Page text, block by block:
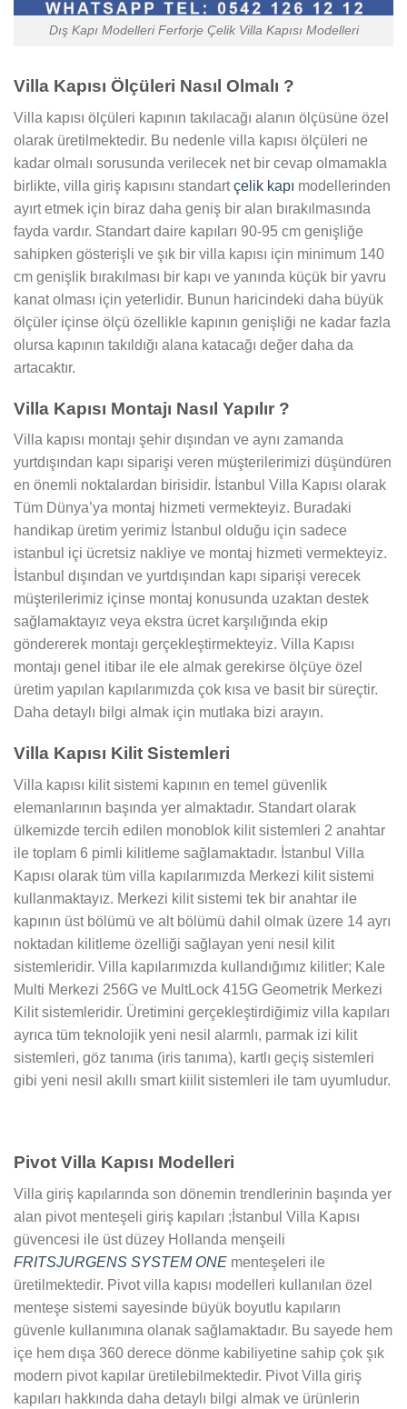
Dış Kapı Modelleri Ferforje Çelik Villa Kapısı Modelleri
Villa Kapısı Ölçüleri Nasıl Olmalı ?
Villa kapısı ölçüleri kapının takılacağı alanın ölçüsüne özel
olarak üretilmektedir. Bu nedenle villa kapısı ölçüleri ne
kadar olmalı sorusunda verilecek net bir cevap olmamakla
birlikte, villa giriş kapısını standartçelik kapı modellerinden
ayırt etmek için biraz daha geniş bir alan bırakılmasında
fayda vardır. Standart daire kapıları 90-95 cm genişliğe
sahipken gösterişli ve şık bir villa kapısı için minimum 140
cm genişlik bırakılması bir kapı ve yanında küçük bir yavru
kanat olması için yeterlidir. Bunun haricindeki daha büyük
ölçüler içinse ölçü özellikle kapının genişliği ne kadar fazla
olursa kapının takıldığı alana katacağı değer daha da
artacaktır.
Villa Kapısı Montajı Nasıl Yapılır ?
Villa kapısı montajı şehir dışından ve aynı zamanda
yurtdışından kapı siparişi veren müşterilerimizi düşündüren
en önemli noktalardan birisidir. İstanbul Villa Kapısı olarak
Tüm Dünya’ya montaj hizmeti vermekteyiz. Buradaki
handikap üretim yerimiz İstanbul olduğu için sadece
istanbul içi ücretsiz nakliye ve montaj hizmeti vermekteyiz.
İstanbul dışından ve yurtdışından kapı siparişi verecek
müşterilerimiz içinse montaj konusunda uzaktan destek
sağlamaktayız veya ekstra ücret karşılığında ekip
göndererek montajı gerçekleştirmekteyiz. Villa Kapısı
montajı genel itibar ile ele almak gerekirse ölçüye özel
üretim yapılan kapılarımızda çok kısa ve basit bir süreçtir.
Daha detaylı bilgi almak için mutlaka bizi arayın.
Villa Kapısı Kilit Sistemleri
Villa kapısı kilit sistemi kapının en temel güvenlik
elemanlarının başında yer almaktadır. Standart olarak
ülkemizde tercih edilen monoblok kilit sistemleri 2 anahtar
ile toplam 6 pimli kilitleme sağlamaktadır. İstanbul Villa
Kapısı olarak tüm villa kapılarımızda Merkezi kilit sistemi
kullanmaktayız. Merkezi kilit sistemi tek bir anahtar ile
kapının üst bölümü ve alt bölümü dahil olmak üzere 14 ayrı
noktadan kilitleme özelliği sağlayan yeni nesil kilit
sistemleridir. Villa kapılarımızda kullandığımız kilitler; Kale
Multi Merkezi 256G ve MultLock 415G Geometrik Merkezi
Kilit sistemleridir. Üretimini gerçekleştirdiğimiz villa kapıları
ayrıca tüm teknolojik yeni nesil alarmlı, parmak izi kilit
sistemleri, göz tanıma (iris tanıma), kartlı geçiş sistemleri
gibi yeni nesil akıllı smart kiilit sistemleri ile tam uyumludur.
Pivot Villa Kapısı Modelleri
Villa giriş kapılarında son dönemin trendlerinin başında yer
alan pivot menteşeli giriş kapıları ;İstanbul Villa Kapısı
güvencesi ile üst düzey Hollanda menşeili
FRITSJURGENS SYSTEM ONE menteşeleri ile
üretilmektedir. Pivot villa kapısı modelleri kullanılan özel
menteşe sistemi sayesinde büyük boyutlu kapıların
güvenle kullanımına olanak sağlamaktadır. Bu sayede hem
içe hem dışa 360 derece dönme kabiliyetine sahip çok şık
modern pivot kapılar üretilebilmektedir. Pivot Villa giriş
kapıları hakkında daha detaylı bilgi almak ve ürünlerin